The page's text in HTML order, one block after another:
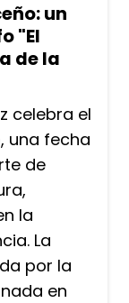
un
"El
de la
celebra el
una fecha
de
la
La
por la
en